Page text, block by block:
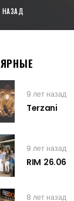
НАЗАД
9 лет назад
Terzani
9 лет назад
RIM 26.06
8 лет назад